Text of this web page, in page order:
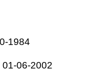
1984
06-2002